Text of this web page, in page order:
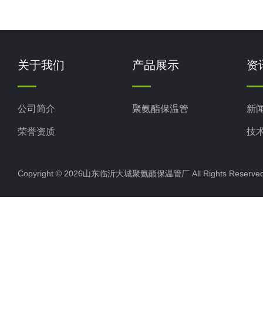
关于我们
公司简介
荣誉资质
产品展示
聚氨酯保温管
资
新
技
Copyright © 2026山东临沂大城聚氨酯保温管厂 All Rights